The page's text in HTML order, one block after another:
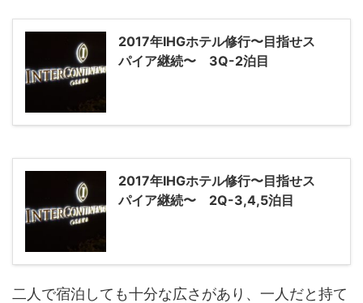
2017年IHGホテル修行〜目指せス
パイア継続〜 3Q-2泊目
2017年IHGホテル修行〜目指せス
パイア継続〜 2Q-3,4,5泊目
二人で宿泊しても十分な広さがあり、一人だと持て